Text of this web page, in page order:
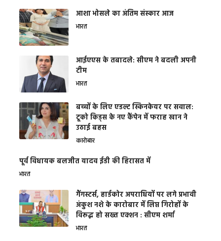
आशा भोसले का अंतिम संस्कार आज
भारत
आईएएस के तबादले: सीएम ने बदली अपनी
टीम
भारत
बच्चों के लिए एडल्ट स्किनकेयर पर सवाल:
टूको किड्स के नए कैंपेन में फराह खान ने
उठाई बहस
कारोबार
पूर्व विधायक बलजीत यादव ईडी की हिरासत में
भारत
गैंगस्टर्स, हार्डकोर अपराधियों पर लगे प्रभावी
अंकुश नशे के कारोबार में लिप्त गिरोहों के
विरूद्ध हो सख्त एक्शन : सीएम शर्मा
भारत